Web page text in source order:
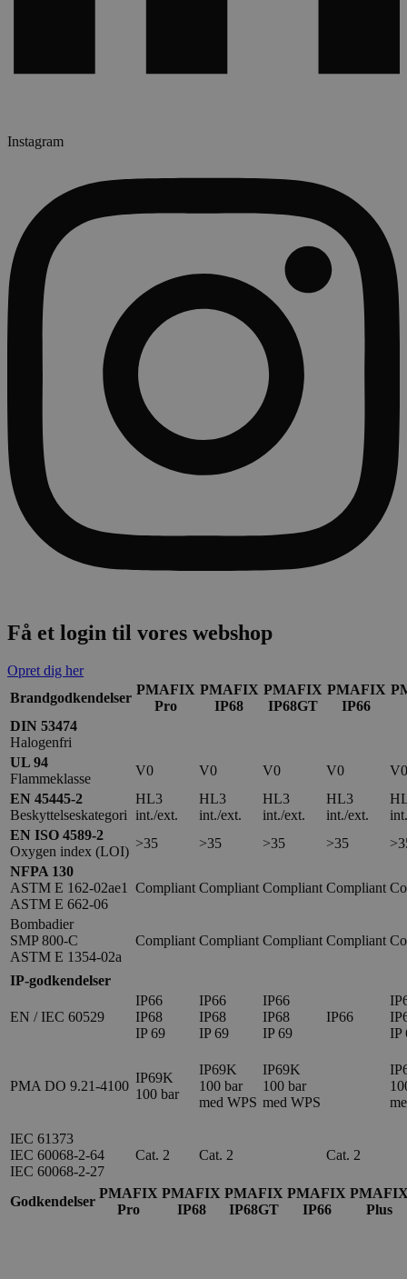
Instagram
Få et login til vores webshop
Opret dig her
Brandgodkendelser
PMAFIX
Pro
PMAFIX
IP68
PMAFIX
IP68GT
PMAFIX
IP66
DIN 53474
Halogenfri
UL 94
Flammeklasse
V0 V0 V0 V0
V0
EN 45445-2
Beskyttelseskategori
HL3
int./ext.
HL3
int./ext.
HL3
int./ext.
HL3
int./ext.
EN ISO 4589-2
Oxygen index (LOI)
>35 >35 >35 >35
NFPA 130
ASTM E 162-02ae1
ASTM E 662-06
Compliant Compliant Compliant Compliant
Bombadier
SMP 800-C
ASTM E 1354-02a
Compliant Compliant Compliant Compliant
IP-godkendelser
EN / IEC 60529
IP66
IP68
IP 69
IP66
IP68
IP 69
IP66
IP68
IP 69
IP66
IP
PMA DO 9.21-4100
IP69K
100 bar
IP69K
100 bar
med WPS
IP69K
100 bar
med WPS
IEC 61373
IEC 60068-2-64
IEC 60068-2-27
Cat. 2 Cat. 2 Cat. 2
Godkendelser
PMAFIX
Pro
PMAFIX
IP68
PMAFIX
IP68GT
PMAFIX
IP66
Plus